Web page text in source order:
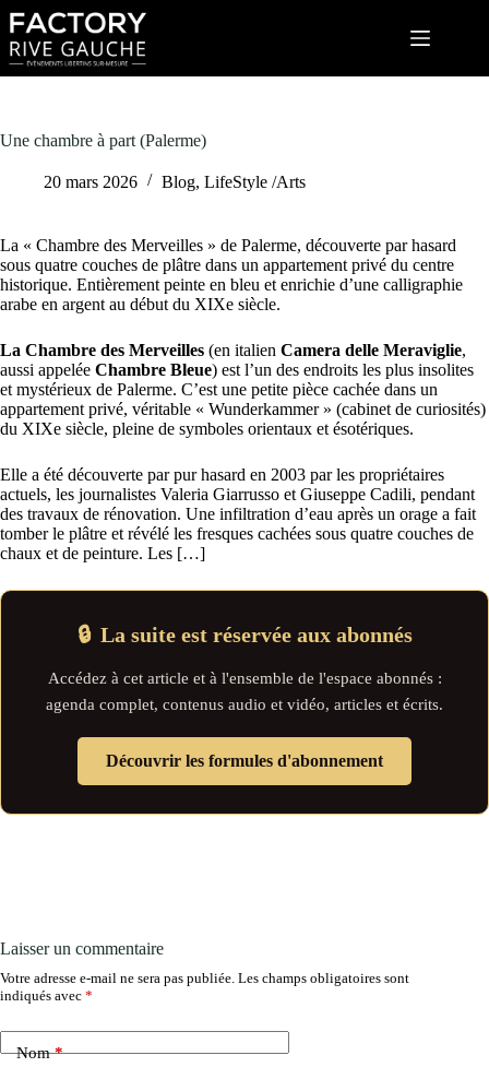
Passer
au
contenu
Une chambre à part (Palerme)
20 mars 2026 Blog, LifeStyle /Arts
La « Chambre des Merveilles » de Palerme, découverte par hasard
sous quatre couches de plâtre dans un appartement privé du centre
historique. Entièrement peinte en bleu et enrichie d’une calligraphie
arabe en argent au début du XIXe siècle.
La Chambre des Merveilles (en italien Camera delle Meraviglie,
aussi appelée Chambre Bleue) est l’un des endroits les plus insolites
et mystérieux de Palerme. C’est une petite pièce cachée dans un
appartement privé, véritable « Wunderkammer » (cabinet de curiosités)
du XIXe siècle, pleine de symboles orientaux et ésotériques.
Elle a été découverte par pur hasard en 2003 par les propriétaires
actuels, les journalistes Valeria Giarrusso et Giuseppe Cadili, pendant
des travaux de rénovation. Une infiltration d’eau après un orage a fait
tomber le plâtre et révélé les fresques cachées sous quatre couches de
chaux et de peinture. Les […]
🔒 La suite est réservée aux abonnés
Accédez à cet article et à l'ensemble de l'espace abonnés :
agenda complet, contenus audio et vidéo, articles et écrits.
Découvrir les formules d'abonnement
Laisser un commentaire
Votre adresse e-mail ne sera pas publiée. Les champs obligatoires sont
indiqués avec *
Nom*